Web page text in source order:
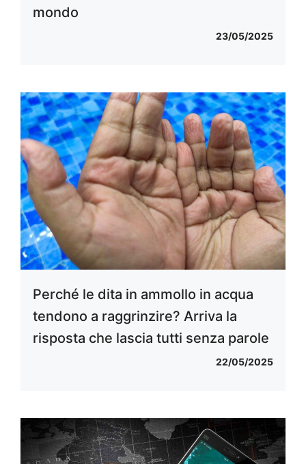
mondo
23/05/2025
Perché le dita in ammollo in acqua
tendono a raggrinzire? Arriva la
risposta che lascia tutti senza parole
22/05/2025